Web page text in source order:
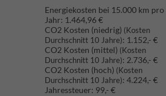
Energiekosten bei 15.000 km pro
Jahr: 1.464,96 €
CO2 Kosten (niedrig) (Kosten
Durchschnitt 10 Jahre): 1.152,- €
CO2 Kosten (mittel) (Kosten
Durchschnitt 10 Jahre): 2.736,- €
CO2 Kosten (hoch) (Kosten
Durchschnitt 10 Jahre): 4.224,- €
Jahressteuer: 99,- €